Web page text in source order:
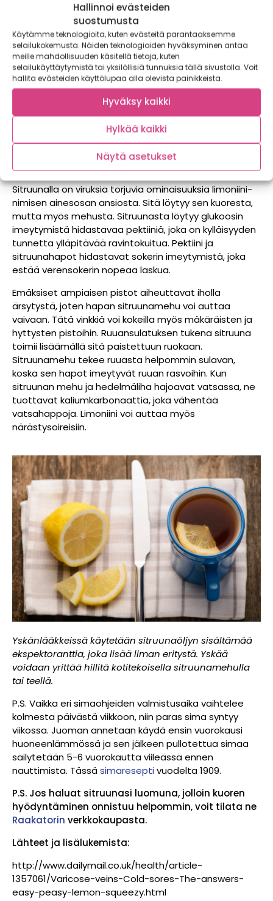
Hallinnoi evästeiden
suostumusta
Käytämme teknologioita, kuten evästeitä parantaaksemme
selailukokemusta. Näiden teknologioiden hyväksyminen antaa
meille mahdollisuuden käsitellä tietoja, kuten
selailukäyttäytymistä tai yksilöllisiä tunnuksia tällä sivustolla. Voit
hallita evästeiden käyttölupaa alla olevista painikkeista.
Hyväksy kaikki
Hylkää kaikki
Näytä asetukset
Yhdestä sitruunasta saadaan mehua noin puoli
desilitraa. Mehun heruttamista voi edistää
käyttämällä halkaistua hedelmää puoli minuuttia
mikrossa. Toinen tapa on pyöritellä hedelmää pöytää
vasten ennen sen halkaisemista. Ennen puristamista
hedelmälihaan kannattaa tökkiä pieniä koloja
veitsellä.
MUITA SITRUUNAANLIITTYVIÄ
USKOMUKSIA
Sitruunalla on viruksia torjuvia ominaisuuksia limoniini-
nimisen ainesosan ansiosta. Sitä löytyy sen kuoresta,
mutta myös mehusta. Sitruunasta löytyy glukoosin
imeytymistä hidastavaa pektiiniä, joka on kylläisyyden
tunnetta ylläpitävää ravintokuitua. Pektiini ja
sitruunahapot hidastavat sokerin imeytymistä, joka
estää verensokerin nopeaa laskua.
Emäksiset ampiaisen pistot aiheuttavat iholla
ärsytystä, joten hapan sitruunamehu voi auttaa
vaivaan. Tätä vinkkiä voi kokeilla myös mäkäräisten ja
hyttysten pistoihin. Ruuansulatuksen tukena sitruuna
toimii lisäämällä sitä paistettuun ruokaan.
Sitruunamehu tekee ruuasta helpommin sulavan,
koska sen hapot imeytyvät ruuan rasvoihin. Kun
sitruunan mehu ja hedelmäliha hajoavat vatsassa, ne
tuottavat kaliumkarbonaattia, joka vähentää
vatsahappoja. Limoniini voi auttaa myös
närästysoireisiin.
Yskänlääkkeissä käytetään sitruunaöljyn sisältämää
ekspektoranttia, joka lisää liman eritystä. Yskää
voidaan yrittää hillitä kotitekoisella sitruunamehulla
tai teellä.
P.S. Vaikka eri simaohjeiden valmistusaika vaihtelee
kolmesta päivästä viikkoon, niin paras sima syntyy
viikossa. Juoman annetaan käydä ensin vuorokausi
huoneenlämmössä ja sen jälkeen pullotettua simaa
säilytetään 5-6 vuorokautta viileässä ennen
nauttimista. Tässäsimareseptivuodelta 1909.
P.S. Jos haluat sitruunasi luomuna, jolloin kuoren
hyödyntäminen onnistuu helpommin, voit tilata ne
Raakatorin verkkokaupasta.
Lähteet ja lisälukemista:
http://www.dailymail.co.uk/health/article-
1357061/Varicose-veins-Cold-sores-The-answers-
easy-peasy-lemon-squeezy.html